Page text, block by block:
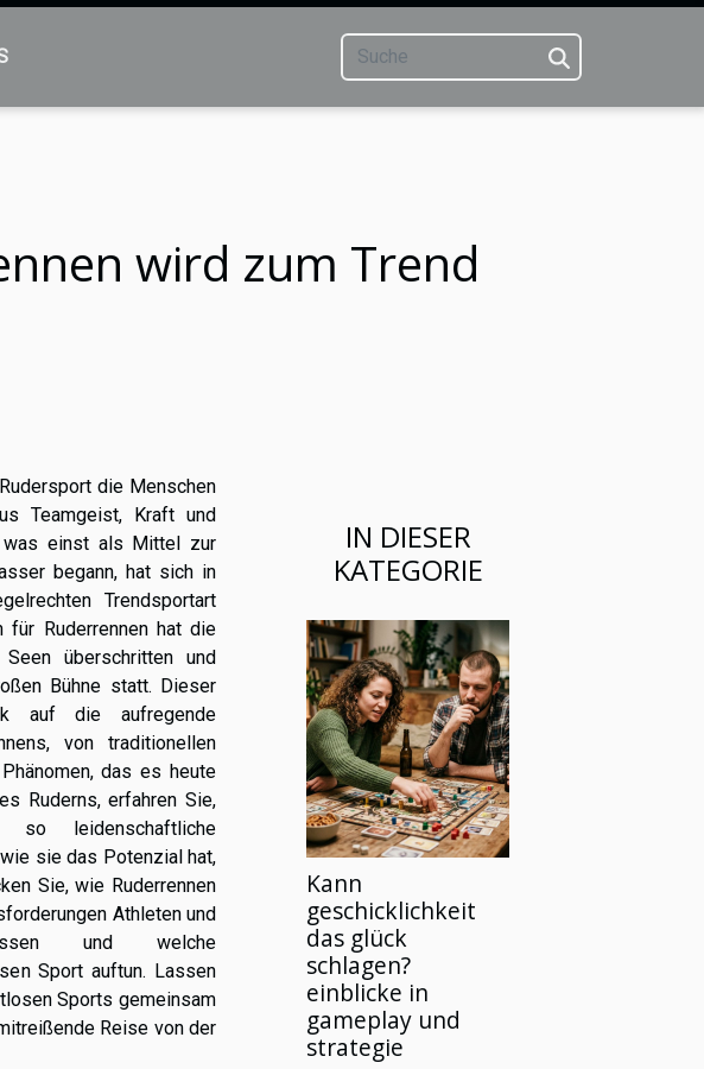
wird zum Trend
die Menschen
Teamgeist, Kraft und
was einst als Mittel zur
begann, hat sich in
Trendsportart
für Ruderrennen hat die
überschritten und
Bühne statt. Dieser
auf die aufregende
von traditionellen
das es heute
Ruderns, erfahren Sie,
leidenschaftliche
sie das Potenzial hat,
Sie, wie Ruderrennen
Athleten und
und welche
Sport auftun. Lassen
Sports gemeinsam
Reise von der
IN DIESER
KATEGORIE
Kann
geschicklichkeit
das glück
schlagen?
einblicke in
gameplay und
strategie